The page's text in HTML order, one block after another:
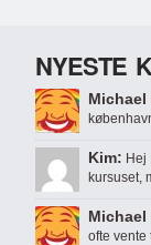
NYESTE
Michael
Kim: Hej
kursuset,
Michael
ofte